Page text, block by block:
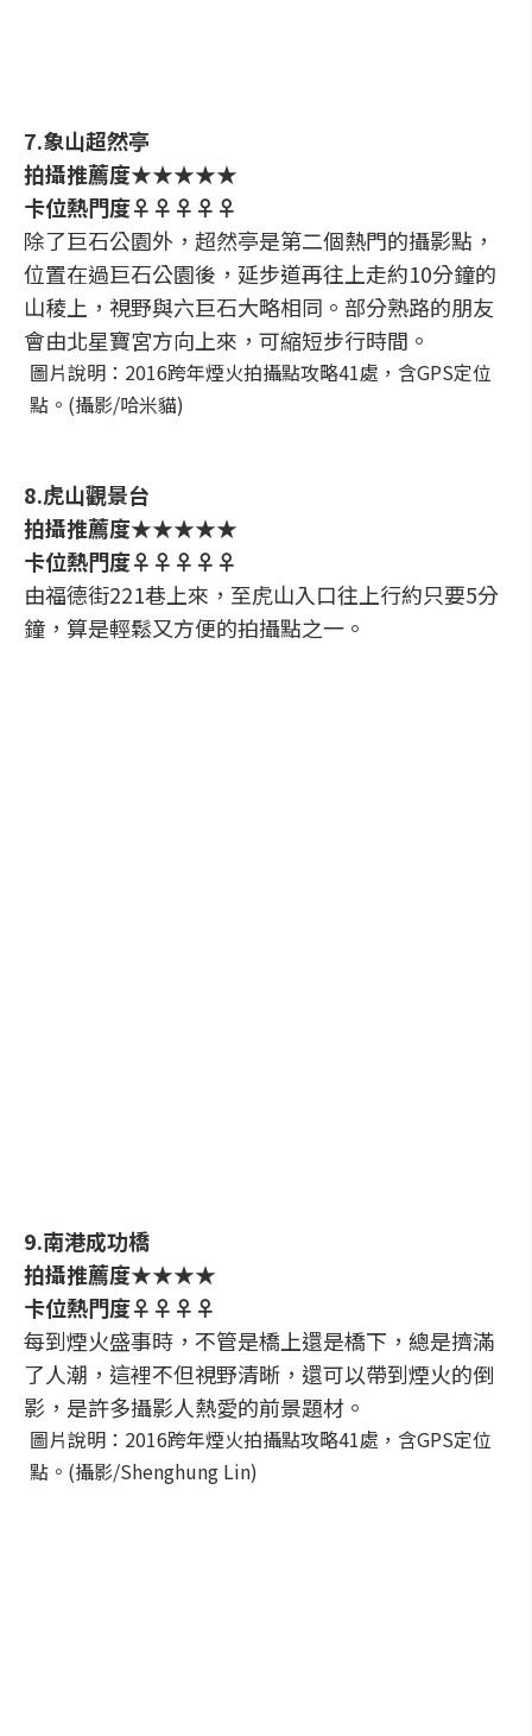
7.象山超然亭
拍攝推薦度★★★★★
卡位熱門度♀♀♀♀♀
除了巨石公園外，超然亭是第二個熱門的攝影點，
位置在過巨石公園後，延步道再往上走約10分鐘的
山稜上，視野與六巨石大略相同。部分熟路的朋友
會由北星寶宮方向上來，可縮短步行時間。
圖片說明：2016跨年煙火拍攝點攻略41處，含GPS定位
點。(攝影/哈米貓)
8.虎山觀景台
拍攝推薦度★★★★★
卡位熱門度♀♀♀♀♀
由福德街221巷上來，至虎山入口往上行約只要5分
鐘，算是輕鬆又方便的拍攝點之一。
9.南港成功橋
拍攝推薦度★★★★
卡位熱門度♀♀♀♀
每到煙火盛事時，不管是橋上還是橋下，總是擠滿
了人潮，這裡不但視野清晰，還可以帶到煙火的倒
影，是許多攝影人熱愛的前景題材。
圖片說明：2016跨年煙火拍攝點攻略41處，含GPS定位
點。(攝影/Shenghung Lin)